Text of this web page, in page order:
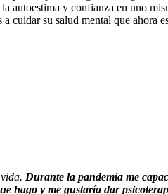
autoestima y confianza en uno
cuidar su salud mental que ahora
Durante la pandemia me
hago y me gustaría dar